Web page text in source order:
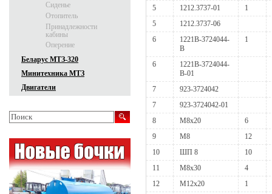
5
1212.3737-01
1
5
1212.3737-06
6
1221В-3724044-
В
1
6
1221В-3724044-
В-01
7
923-3724042
7
923-3724042-01
8
М8х20
6
9
М8
12
10
ШП 8
10
11
М8х30
4
12
М12х20
1
Сиденье
Отопитель
Принадлежности
кабины
Оперение
Беларус МТЗ-320
Минитехника МТЗ
Двигатели